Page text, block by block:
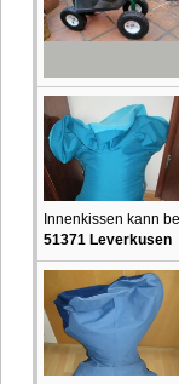
Innenkissen kann
51371 Leverkusen